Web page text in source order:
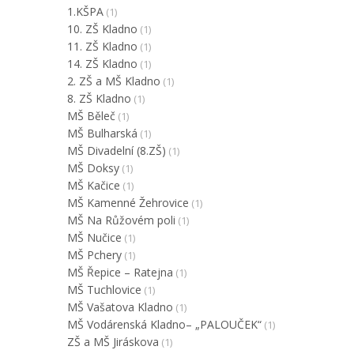
1.KŠPA (1)
10. ZŠ Kladno (1)
11. ZŠ Kladno (1)
14. ZŠ Kladno (1)
2. ZŠ a MŠ Kladno (1)
8. ZŠ Kladno (1)
MŠ Běleč (1)
MŠ Bulharská (1)
MŠ Divadelní (8.ZŠ) (1)
MŠ Doksy (1)
MŠ Kačice (1)
MŠ Kamenné Žehrovice (1)
MŠ Na Růžovém poli (1)
MŠ Nučice (1)
MŠ Pchery (1)
MŠ Řepice – Ratejna (1)
MŠ Tuchlovice (1)
MŠ Vašatova Kladno (1)
MŠ Vodárenská Kladno– „PALOUČEK“ (1)
ZŠ a MŠ Jiráskova (1)